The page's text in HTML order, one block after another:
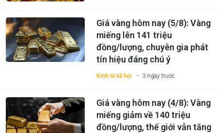
Kinh tế xã hội 3 ngày trước
Giá vàng hôm nay (5/8): Vàng
miếng lên 141 triệu
đồng/lượng, chuyên gia phát
tín hiệu đáng chú ý
Giá vàng hôm nay (4/8): Vàng
miếng giảm về 140 triệu
đồng/lượng, thế giới vẫn tăng